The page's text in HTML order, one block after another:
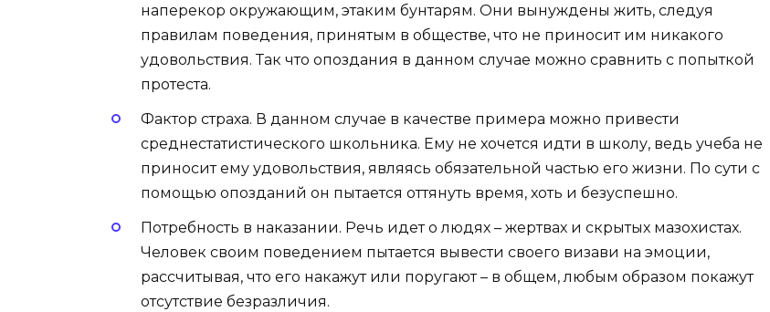
наперекор окружающим, этаким бунтарям. Они вынуждены жить, следуя
правилам поведения, принятым в обществе, что не приносит им никакого
удовольствия. Так что опоздания в данном случае можно сравнить с попыткой
протеста.
Фактор страха. В данном случае в качестве примера можно привести
среднестатистического школьника. Ему не хочется идти в школу, ведь учеба не
приносит ему удовольствия, являясь обязательной частью его жизни. По сути с
помощью опозданий он пытается оттянуть время, хоть и безуспешно.
Потребность в наказании. Речь идет о людях – жертвах и скрытых мазохистах.
Человек своим поведением пытается вывести своего визави на эмоции,
рассчитывая, что его накажут или поругают – в общем, любым образом покажут
отсутствие безразличия.